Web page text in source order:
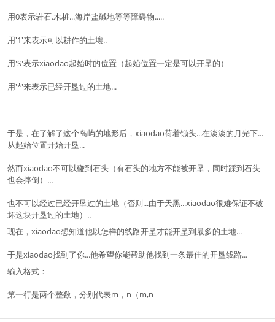
用0表示岩石.木桩...海岸盐碱地等等障碍物.....
用'1'来表示可以耕作的土壤..
用'S'表示xiaodao起始时的位置（起始位置一定是可以开垦的）
用'*'来表示已经开垦过的土地...
于是，在了解了这个岛屿的地形后，xiaodao荷着锄头...在淡淡的月光下...
从起始位置开始开垦...
然而xiaodao不可以碰到石头（有石头的地方不能被开垦，同时踩到石头
也会摔倒）...
也不可以经过已经开垦过的土地（否则...由于天黑...xiaodao很难保证不破
坏这块开垦过的土地）..
现在，xiaodao想知道他以怎样的线路开垦才能开垦到最多的土地...
于是xiaodao找到了你...他希望你能帮助他找到一条最佳的开垦线路...
输入格式：
第一行是两个整数，分别代表m，n（m,n